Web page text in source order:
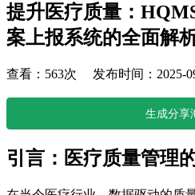
提升医疗质量：
案上报系统的全面解
查看：563次 发布时间：2025-
生成分享
引言：医疗质量管理